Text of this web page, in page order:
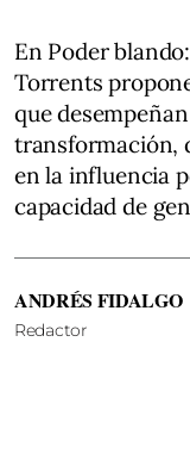
En Poder
Torrents
que
transformación,
en la influencia
capacidad de
ANDRÉS FIDALGO
Redactor